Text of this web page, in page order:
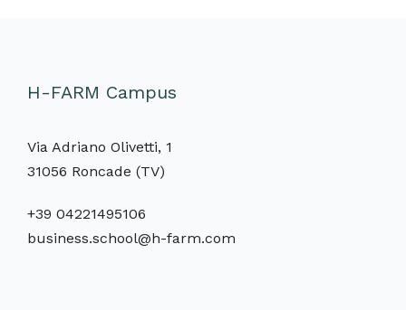
H-FARM Campus
Via Adriano Olivetti, 1
31056 Roncade (TV)
+39 04221495106
business.school@h-farm.com